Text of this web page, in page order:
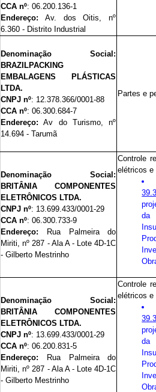
CCA nº:06.200.136-1
Endereço:
Av. dos Oitis, nº
6.360 - Distrito Industrial
Denominação Social:
BRAZILPACKING
EMBALAGENS PLÁSTICAS
LTDA.
CNPJ nº: 12.378.366/0001-88
CCA nº:06.300.684-7
Endereço: Av do Turismo,nº
14.694 - Tarumã
Partes e
Denominação Social:
BRITÂNIA COMPONENTES
ELETRÔNICOS LTDA.
CNPJ nº: 13.699.433/0001-29
CCA nº:06.300.733-9
Endereço:
Rua Palmeira do
Miriti,nº 287 - Ala A - Lote 4D-1C
- Gilberto Mestrinho
Controle
elétricos e
Denominação Social:
BRITÂNIA COMPONENTES
ELETRÔNICOS LTDA.
CNPJ nº: 13.699.433/0001-29
CCA nº: 06.200.831-5
Endereço:
Rua Palmeira do
Miriti,nº 287 - Ala A - Lote 4D-1C
- Gilberto Mestrinho
Controle
elétricos e